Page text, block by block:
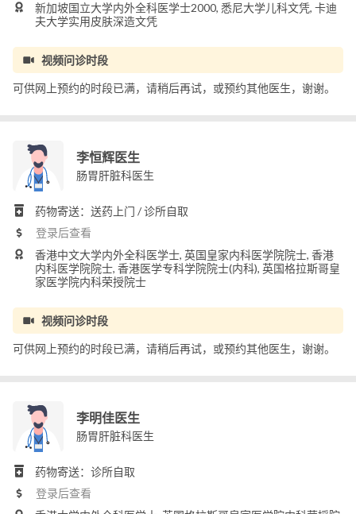
新加坡国立大学内外全科医学士2000, 悉尼大学儿科文凭, 卡迪
夫大学实用皮肤深造文凭
视频问诊时段
可供网上预约的时段已满，请稍后再试，或预约其他医生，谢谢。
李恒辉医生
肠胃肝脏科医生
药物寄送：送药上门 / 诊所自取
登录后查看
香港中文大学内外全科医学士, 英国皇家内科医学院院士, 香港
内科医学院院士, 香港医学专科学院院士(内科), 英国格拉斯哥皇
家医学院内科荣授院士
视频问诊时段
可供网上预约的时段已满，请稍后再试，或预约其他医生，谢谢。
李明佳医生
肠胃肝脏科医生
药物寄送：诊所自取
登录后查看